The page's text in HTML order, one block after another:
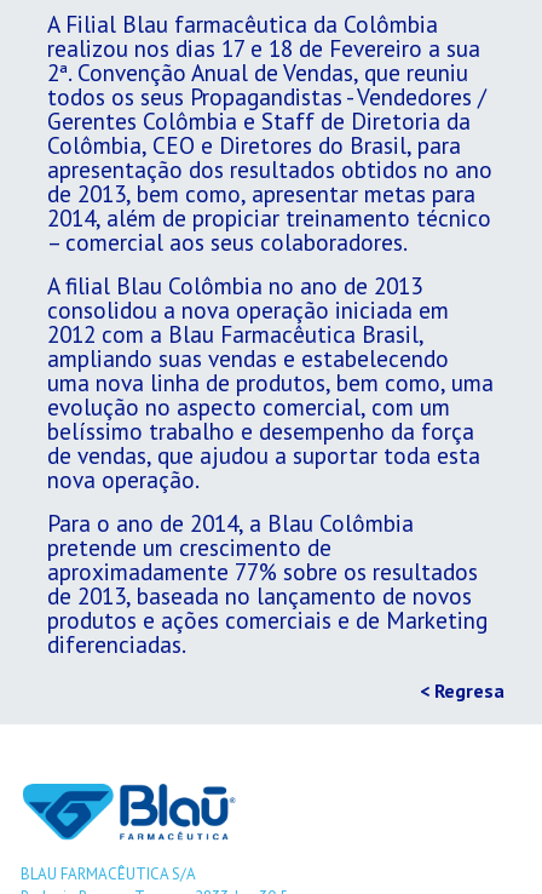
​A Filial Blau farmacêutica da Colômbia
realizou nos dias 17 e 18 de Fevereiro a sua
2ª. Convenção Anual de Vendas, que reuniu
todos os seus Propagandistas - Vendedores /
Gerentes Colômbia e Staff de Diretoria da
Colômbia, CEO e Diretores do Brasil, para
apresentação dos resultados obtidos no ano
de 2013, bem como, apresentar metas para
2014, além de propiciar treinamento técnico
– comercial aos seus colaboradores.
A filial Blau Colômbia no ano de 2013
consolidou a nova operação iniciada em
2012 com a Blau Farmacêutica Brasil,
ampliando suas vendas e estabelecendo
uma nova linha de produtos, bem como, uma
evolução no aspecto comercial, com um
belíssimo trabalho e desempenho da força
de vendas, que ajudou a suportar toda esta
nova operação.
Para o ano de 2014, a Blau Colômbia
pretende um crescimento de
aproximadamente 77% sobre os resultados
de 2013, baseada no lançamento de novos
produtos e ações comerciais e de Marketing
diferenciadas.
< Regresa
BLAU FARMACÊUTICA S/A